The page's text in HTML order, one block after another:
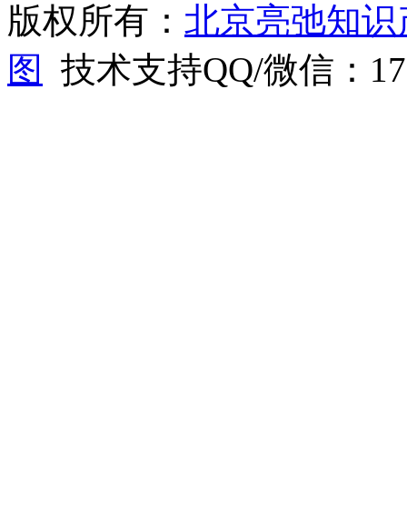
版权所有： 北京亮弛知
图
技术支持QQ/微信：